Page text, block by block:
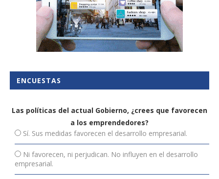
ENCUESTAS
Las políticas del actual Gobierno, ¿crees que favorecen
a los emprendedores?
Sí. Sus medidas favorecen el desarrollo empresarial.
Ni favorecen, ni perjudican. No influyen en el desarrollo
empresarial.